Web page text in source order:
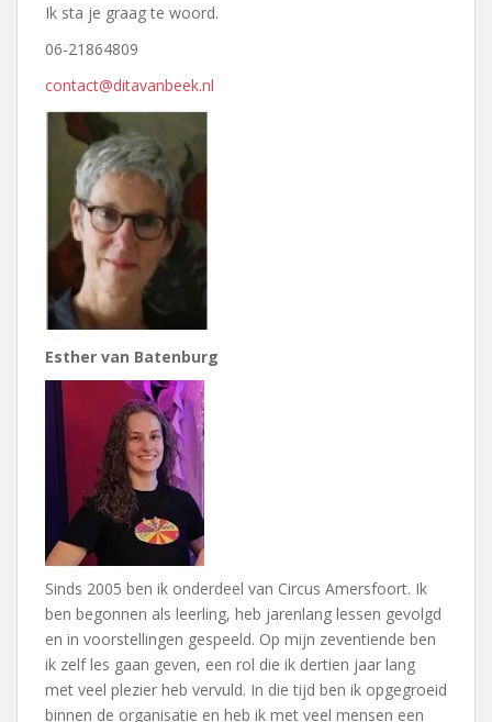
Ik sta je graag te woord.
06-21864809
contact@ditavanbeek.nl
Esther van Batenburg
Sinds 2005 ben ik onderdeel van Circus Amersfoort. Ik
ben begonnen als leerling, heb jarenlang lessen gevolgd
en in voorstellingen gespeeld. Op mijn zeventiende ben
ik zelf les gaan geven, een rol die ik dertien jaar lang
met veel plezier heb vervuld. In die tijd ben ik opgegroeid
binnen de organisatie en heb ik met veel mensen een